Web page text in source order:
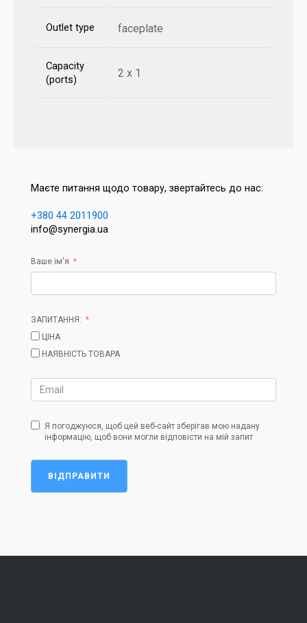
Outlet type faceplate
Capacity
(ports)
2 x 1
Маєте питання щодо товару, звертайтесь до нас:
+380 44 2011900
info@synergia.ua
Ваше ім'я
ЗАПИТАННЯ:
ЦІНА
НАЯВНІСТЬ ТОВАРА
Я погоджуюся, щоб цей веб-сайт зберігав мою надану
інформацію, щоб вони могли відповісти на мій запит
ВІДПРАВИТИ